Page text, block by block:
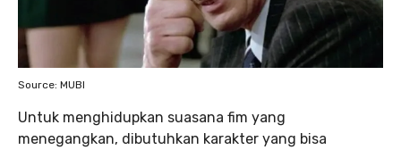
Source: MUBI
Untuk menghidupkan suasana fim yang
menegangkan, dibutuhkan karakter yang bisa